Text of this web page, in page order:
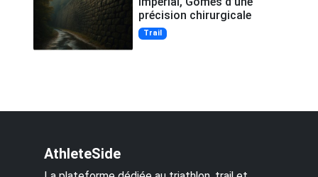
précision chirurgicale
Trail
AthleteSide